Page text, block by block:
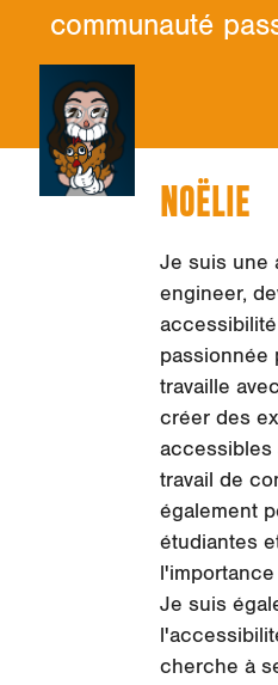
communauté
NOËLIE
Je suis une
engineer,
passionnée
travaille
créer des
accessibles
travail de
également
étudiantes
Je suis
cherche à